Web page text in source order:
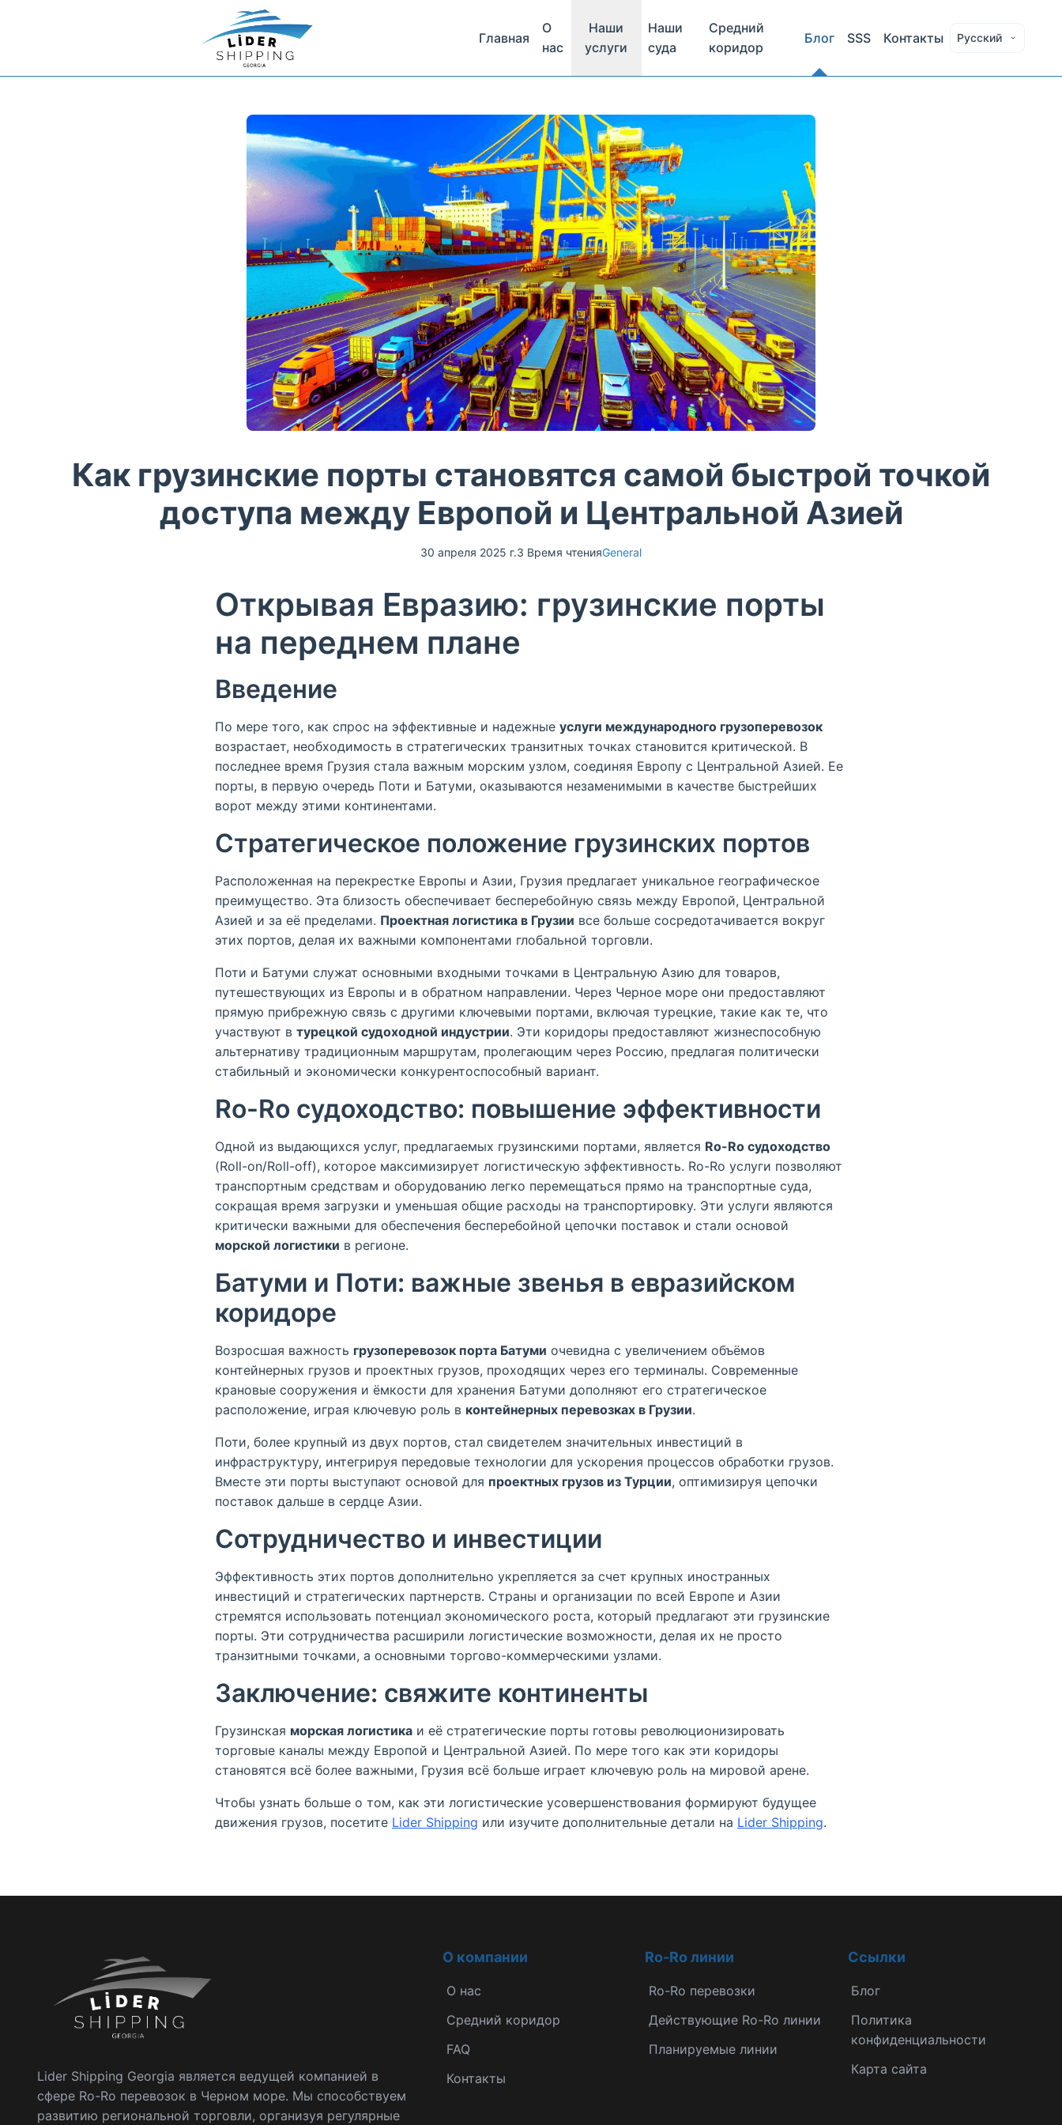
Главная
О
нас
Наши
услуги
Наши
суда
Средний
коридор
Блог SSS Контакты Русский
Как грузинские порты становятся самой быстрой точкой
доступа между Европой и Центральной Азией
30 апреля 2025 г.3 Время чтенияGeneral
Открывая Евразию: грузинские порты
на переднем плане
Введение
По мере того, как спрос на эффективные и надежные услуги международного грузоперевозок
возрастает, необходимость в стратегических транзитных точках становится критической. В
последнее время Грузия стала важным морским узлом, соединяя Европу с Центральной Азией. Ее
порты, в первую очередь Поти и Батуми, оказываются незаменимыми в качестве быстрейших
ворот между этими континентами.
Стратегическое положение грузинских портов
Расположенная на перекрестке Европы и Азии, Грузия предлагает уникальное географическое
преимущество. Эта близость обеспечивает бесперебойную связь между Европой, Центральной
Азией и за её пределами. Проектная логистика в Грузии все больше сосредотачивается вокруг
этих портов, делая их важными компонентами глобальной торговли.
Поти и Батуми служат основными входными точками в Центральную Азию для товаров,
путешествующих из Европы и в обратном направлении. Через Черное море они предоставляют
прямую прибрежную связь с другими ключевыми портами, включая турецкие, такие как те, что
участвуют в турецкой судоходной индустрии. Эти коридоры предоставляют жизнеспособную
альтернативу традиционным маршрутам, пролегающим через Россию, предлагая политически
стабильный и экономически конкурентоспособный вариант.
Ro-Ro судоходство: повышение эффективности
Одной из выдающихся услуг, предлагаемых грузинскими портами, является Ro-Ro судоходство
(Roll-on/Roll-off), которое максимизирует логистическую эффективность. Ro-Ro услуги позволяют
транспортным средствам и оборудованию легко перемещаться прямо на транспортные суда,
сокращая время загрузки и уменьшая общие расходы на транспортировку. Эти услуги являются
критически важными для обеспечения бесперебойной цепочки поставок и стали основой
морской логистики в регионе.
Батуми и Поти: важные звенья в евразийском
коридоре
Возросшая важность грузоперевозок порта Батуми очевидна с увеличением объёмов
контейнерных грузов и проектных грузов, проходящих через его терминалы. Современные
крановые сооружения и ёмкости для хранения Батуми дополняют его стратегическое
расположение, играя ключевую роль в контейнерных перевозках в Грузии.
Поти, более крупный из двух портов, стал свидетелем значительных инвестиций в
инфраструктуру, интегрируя передовые технологии для ускорения процессов обработки грузов.
Вместе эти порты выступают основой для проектных грузов из Турции, оптимизируя цепочки
поставок дальше в сердце Азии.
Сотрудничество и инвестиции
Эффективность этих портов дополнительно укрепляется за счет крупных иностранных
инвестиций и стратегических партнерств. Страны и организации по всей Европе и Азии
стремятся использовать потенциал экономического роста, который предлагают эти грузинские
порты. Эти сотрудничества расширили логистические возможности, делая их не просто
транзитными точками, а основными торгово-коммерческими узлами.
Заключение: свяжите континенты
Грузинская морская логистика и её стратегические порты готовы революционизировать
торговые каналы между Европой и Центральной Азией. По мере того как эти коридоры
становятся всё более важными, Грузия всё больше играет ключевую роль на мировой арене.
Чтобы узнать больше о том, как эти логистические усовершенствования формируют будущее
движения грузов, посетите Lider Shipping или изучите дополнительные детали на Lider Shipping.
Lider Shipping Georgia является ведущей компанией в
сфере Ro-Ro перевозок в Черном море. Мы способствуем
развитию региональной торговли, организуя регулярные
О компании
О нас
Средний коридор
FAQ
Контакты
Ro-Ro линии
Ro-Ro перевозки
Действующие Ro-Ro линии
Планируемые линии
Ссылки
Блог
Политика
конфиденциальности
Карта сайта